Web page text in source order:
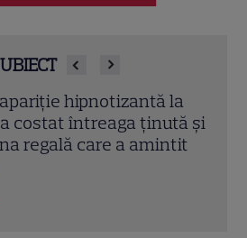
purtată de Melania
Regele Charles. Suma
pentru ținuta Dior